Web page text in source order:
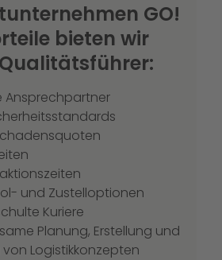
GO!
bieten wir
Ansprechpartner
und Zustelloptionen
Kuriere
Planung, Erstellung und
Logistikkonzepten